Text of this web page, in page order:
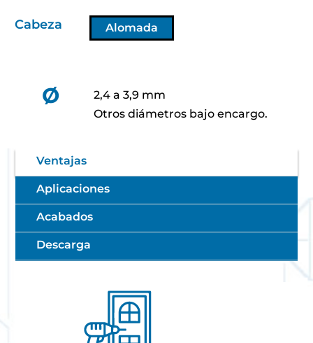
Cabeza Alomada
Ø
2,4 a 3,9 mm
Otros diámetros bajo encargo.
Ventajas
Aplicaciones
Acabados
Descarga